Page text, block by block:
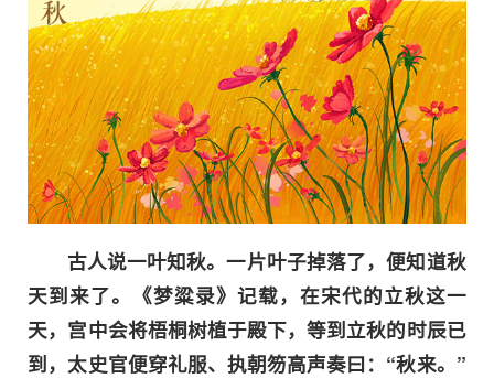
古人说一叶知秋。一片叶子掉落了，便知道秋
天到来了。《梦粱录》记载，在宋代的立秋这一
天，宫中会将梧桐树植于殿下，等到立秋的时辰已
到，太史官便穿礼服、执朝笏高声奏曰：“秋来。”